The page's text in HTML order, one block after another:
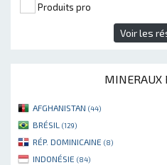
Produits pro
Voir les
MINERAUX
AFGHANISTAN (44)
BRÉSIL (129)
RÉP. DOMINICAINE (8)
INDONÉSIE (84)